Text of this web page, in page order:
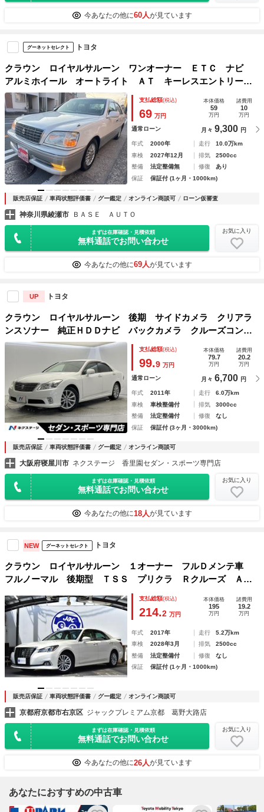
今あなたの他に60人が見ています
グーネットセレクト トヨタ
クラウン ロイヤルサルーン ワンオーナー ＥＴＣ ナビ
アルミホイール オートライト ＡＴ キーレスエントリー
電動格納ミラー パワーシート ＣＤ ＤＶＤ再生 カセッ
ト 記録簿 衝突安全ボディ ＡＢＳ エアコン
支払総額(税込)
69 万円
本体価格
59
万円
諸費用
10
万円
通常ローン 月々 9,300 円
年式 2000年 走行
10.0万km
車検
2027年12月 排気
2500cc
整備
法定整備無 修復
あり
保証
保証付 (1ヶ月・1000km)
販売店保証 車両状態評価書 グー鑑定 オンライン商談可 ローン仮審査
神奈川県綾瀬市 ＢＡＳＥ ＡＵＴＯ
まずは在庫確認・見積依頼
無料通話でお問い合わせ
お気に入り
今あなたの他に69人が見ています
UP トヨタ
クラウン ロイヤルサルーン 後期 サイドカメラ クリアラ
ンスソナー 純正ＨＤＤナビ バックカメラ クルーズコント
ロール パワーシート スマートキー ウッドコンビステアリ
ング ＨＩＤヘッドライト ＥＴＣ 純正１７インチアルミ
支払総額(税込)
99.9 万円
本体価格
79.7
万円
諸費用
20.2
万円
通常ローン 月々 6,700 円
年式 2011年 走行
6.0万km
車検
車検整備付 排気
3000cc
整備
法定整備付 修復
なし
保証
保証付 (3ヶ月・3000km)
販売店保証 車両状態評価書 グー鑑定 オンライン商談可
大阪府寝屋川市 ネクステージ 香里園セダン・スポーツ専門店
まずは在庫確認・見積依頼
無料通話でお問い合わせ
お気に入り
今あなたの他に18人が見ています
NEW グーネットセレクト トヨタ
クラウン ロイヤルサルーン １オーナー フルＤメンテ車
フルノーマル 後期型 ＴＳＳ プリクラ Ｒクルーズ Ａハ
イビーム Ｃソナー 純正ナビ フルセグ Ｂカメラ ＥＴ
Ｃ ＬＥＤヘッド ベージュ内装 純正１６ＡＷ 車検Ｒ１０
年３月
支払総額(税込)
214.2 万円
本体価格
195
万円
諸費用
19.2
万円
年式 2017年 走行
5.2万km
車検
2028年3月 排気
2500cc
整備
法定整備付 修復
なし
保証
保証付 (1ヶ月・1000km)
販売店保証 車両状態評価書 グー鑑定 オンライン商談可
京都府京都市右京区 ジャックプレミアム京都 葛野大路店
まずは在庫確認・見積依頼
無料通話でお問い合わせ
お気に入り
今あなたの他に26人が見ています
あなたにおすすめの中古車